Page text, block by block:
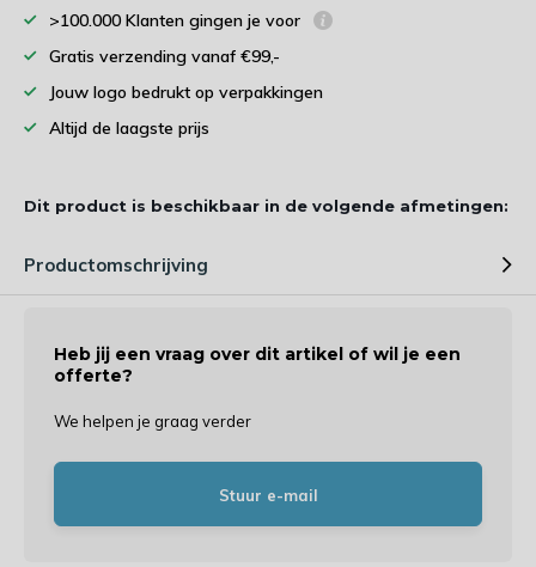
>100.000 Klanten gingen je voor
Gratis verzending vanaf €99,-
Jouw logo bedrukt op verpakkingen
Altijd de laagste prijs
Dit product is beschikbaar in de volgende afmetingen:
Productomschrijving
Heb jij een vraag over dit artikel of wil je een
offerte?
We helpen je graag verder
Stuur e-mail